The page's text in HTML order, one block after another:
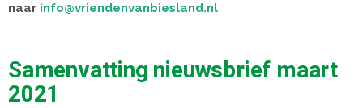
naar info@vriendenvanbiesland.nl
Samenvatting nieuwsbrief maart
2021